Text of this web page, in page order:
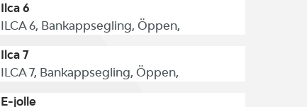
Ilca 6
ILCA 6, Bankappsegling, Öppen,
Ilca 7
ILCA 7, Bankappsegling, Öppen,
E-jolle